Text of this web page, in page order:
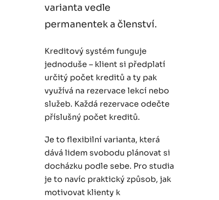
varianta vedle
permanentek a členství.
Kreditový systém funguje
jednoduše – klient si předplatí
určitý počet kreditů a ty pak
využívá na rezervace lekcí nebo
služeb. Každá rezervace odečte
příslušný počet kreditů.
Je to flexibilní varianta, která
dává lidem svobodu plánovat si
docházku podle sebe. Pro studia
je to navíc praktický způsob, jak
motivovat klienty k